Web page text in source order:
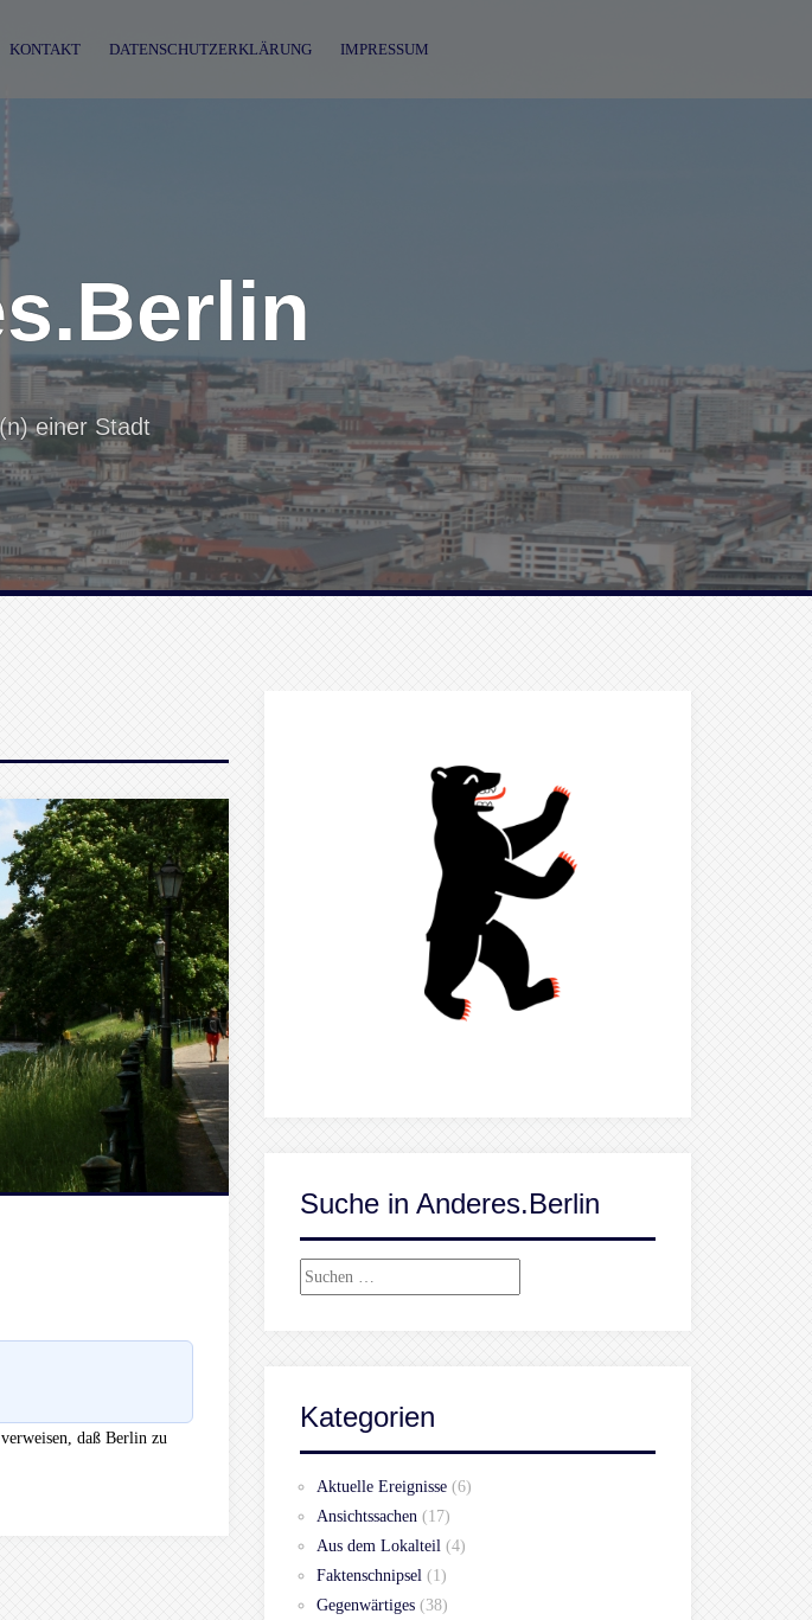
KONTAKT DATENSCHUTZERKLÄRUNG IMPRESSUM
einer Stadt
daß Berlin zu
Suche in Anderes.Berlin
Suchen
Kategorien
Aktuelle Ereignisse (6)
Ansichtssachen (17)
Aus dem Lokalteil (4)
Faktenschnipsel (1)
Gegenwärtiges (38)